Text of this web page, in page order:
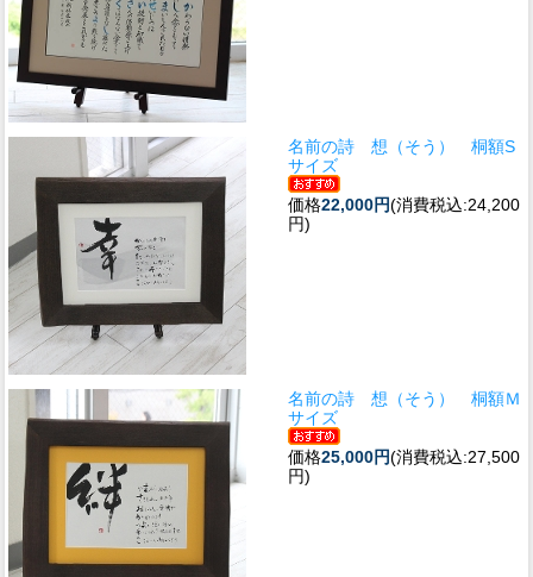
名前の詩 想（そう） 桐額S
サイズ
価格22,000円(消費税込:24,200
円)
名前の詩 想（そう） 桐額Ｍ
サイズ
価格25,000円(消費税込:27,500
円)